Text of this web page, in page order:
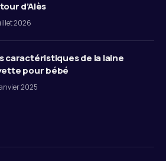
d’Alès
2026
caractéristiques de la laine
pour bébé
2025